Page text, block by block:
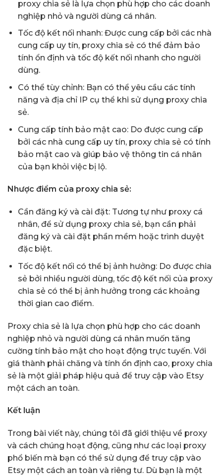
proxy chia sẻ là lựa chọn phù hợp cho các doanh
nghiệp nhỏ và người dùng cá nhân.
Tốc độ kết nối nhanh: Được cung cấp bởi các nhà
cung cấp uy tín, proxy chia sẻ có thể đảm bảo
tính ổn định và tốc độ kết nối nhanh cho người
dùng.
Có thể tùy chỉnh: Bạn có thể yêu cầu các tính
năng và địa chỉ IP cụ thể khi sử dụng proxy chia
sẻ.
Cung cấp tính bảo mật cao: Do được cung cấp
bởi các nhà cung cấp uy tín, proxy chia sẻ có tính
bảo mật cao và giúp bảo vệ thông tin cá nhân
của bạn khỏi việc bị lộ.
Nhược điểm của proxy chia sẻ:
Cần đăng ký và cài đặt: Tương tự như proxy cá
nhân, để sử dụng proxy chia sẻ, bạn cần phải
đăng ký và cài đặt phần mềm hoặc trình duyệt
đặc biệt.
Tốc độ kết nối có thể bị ảnh hưởng: Do được chia
sẻ bởi nhiều người dùng, tốc độ kết nối của proxy
chia sẻ có thể bị ảnh hưởng trong các khoảng
thời gian cao điểm.
Proxy chia sẻ là lựa chọn phù hợp cho các doanh
nghiệp nhỏ và người dùng cá nhân muốn tăng
cường tính bảo mật cho hoạt động trực tuyến. Với
giá thành phải chăng và tính ổn định cao, proxy chia
sẻ là một giải pháp hiệu quả để truy cập vào Etsy
một cách an toàn.
Kết luận
Trong bài viết này, chúng tôi đã giới thiệu về proxy
và cách chúng hoạt động, cũng như các loại proxy
phổ biến mà bạn có thể sử dụng để truy cập vào
Etsy một cách an toàn và riêng tư. Dù bạn là một